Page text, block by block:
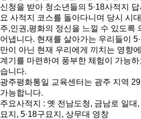
신청을 받아 청소년들의 5·18사적지
요 사적지 코스를 돌아다니며 당시 시
주,인권,평화의 정신을 느낄 수 있도록
어냅니다. 현재를 살아가는 우리들이
만이 아닌 현재 우리에게 끼치는 영향
계기를 마련하여 풍부한 체험이 가능
습니다.
광주평화통일 교육센터는 광주 지역
가능합니다.
주요사적지 : 옛 전남도청, 금남로 일대
묘지, 5·18구묘지, 상무대 영창